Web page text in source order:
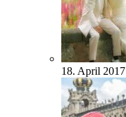
18. April 2017